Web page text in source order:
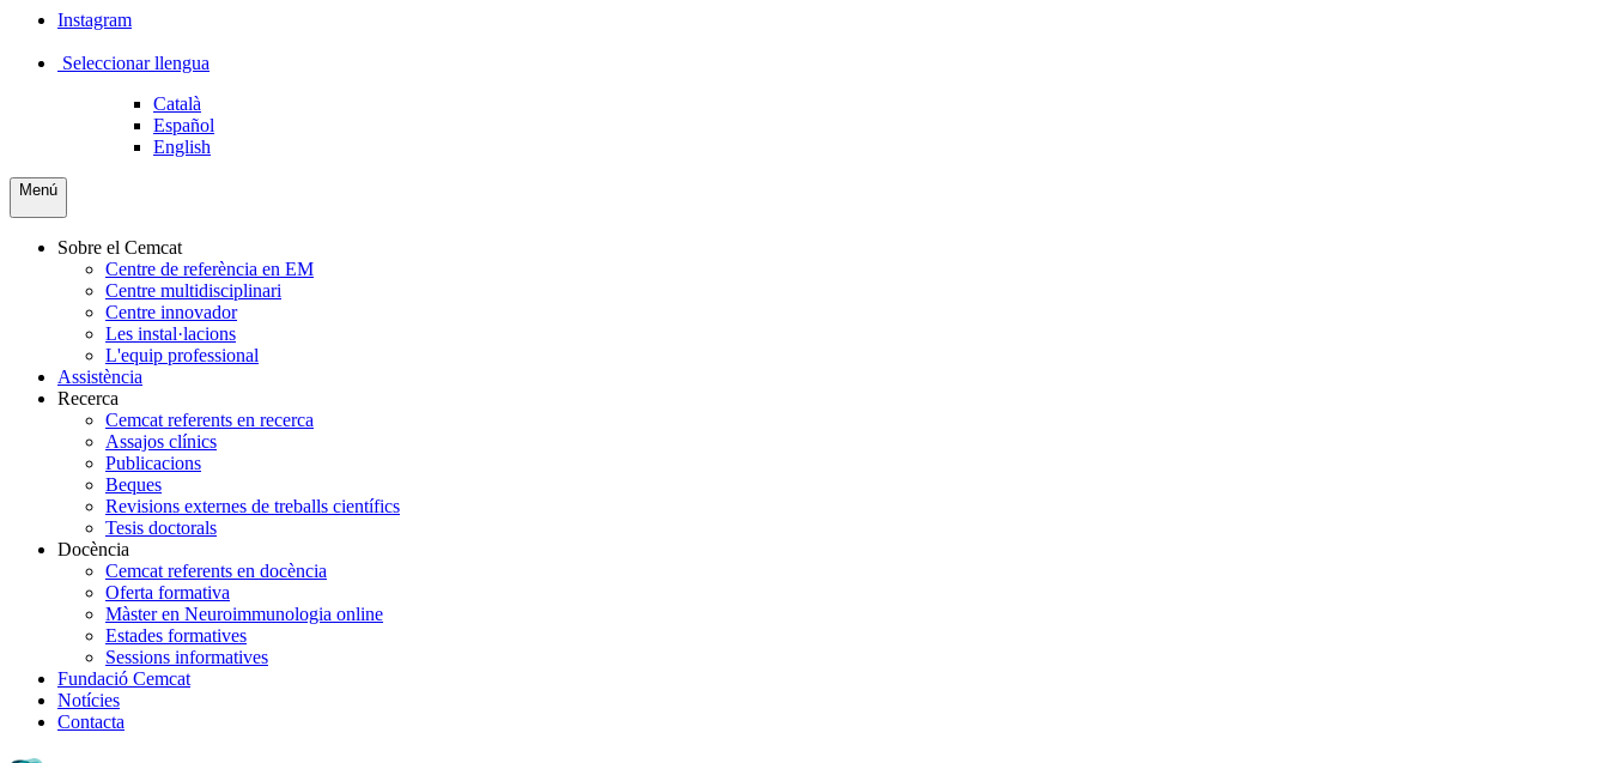
Instagram
Seleccionar llengua
Català
Español
English
Menú
Sobre el Cemcat
Centre de referència en EM
Centre multidisciplinari
Centre innovador
Les instal·lacions
L'equip professional
Assistència
Recerca
Cemcat referents en recerca
Assajos clínics
Publicacions
Beques
Revisions externes de treballs científics
Tesis doctorals
Docència
Cemcat referents en docència
Oferta formativa
Màster en Neuroimmunologia online
Estades formatives
Sessions informatives
Fundació Cemcat
Notícies
Contacta